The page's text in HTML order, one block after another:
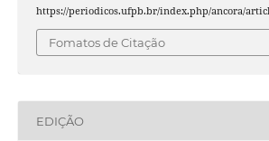
https://periodicos.ufpb.br/index.php/ancora/
Fomatos de Citação
EDIÇÃO